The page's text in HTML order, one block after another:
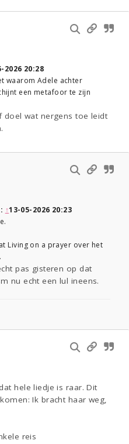
2026 20:28
waarom Adele achter
een metafoor te zijn
doel wat nergens toe leidt
↑13-05-2026 20:23
Living on a prayer over het
pas gisteren op dat
nu echt een lul ineens.
hele liedje is raar. Dit
Ik bracht haar weg,
reis